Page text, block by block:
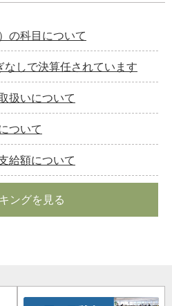
の科目について
しで決算任されています
扱いについて
ついて
給額について
ングを見る